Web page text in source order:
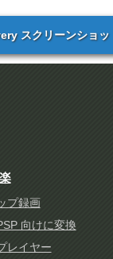
スクリーンショッ
プ録画
向けに変換
レイヤー